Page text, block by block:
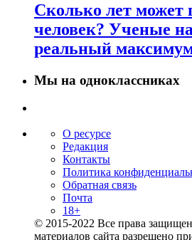
Сколько лет может
человек? Ученые
реальный
Мы на одноклассниках
О ресурсе
Редакция
Контакты
Политика
Обратная связь
Почта
18+
© 2015-2022 Все права
материалов сайта разрешено